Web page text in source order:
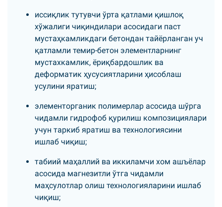
иссиқлик тутувчи ўрта қатлами қишлоқ
хўжалиги чиқиндилари асосидаги паст
мустаҳкамликдаги бетондан тайёрланган уч
қатламли темир-бетон элементларнинг
мустахкамлик, ёриқбардошлик ва
деформатик ҳусусиятларини ҳисоблаш
усулини яратиш;
элементорганик полимерлар асосида шўрга
чидамли гидрофоб қурилиш композициялари
учун таркиб яратиш ва технологиясини
ишлаб чиқиш;
табиий маҳаллий ва иккиламчи хом ашъёлар
асосида магнезитли ўтга чидамли
маҳсулотлар олиш технологияларини ишлаб
чиқиш;